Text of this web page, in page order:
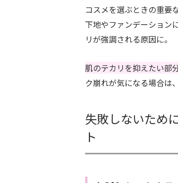
コスメを選ぶときの重要
下地やファンデーション
リが強調される原因に。
肌のテカリを抑えたい部
ク崩れが気になる場合は
失敗しないため
ト